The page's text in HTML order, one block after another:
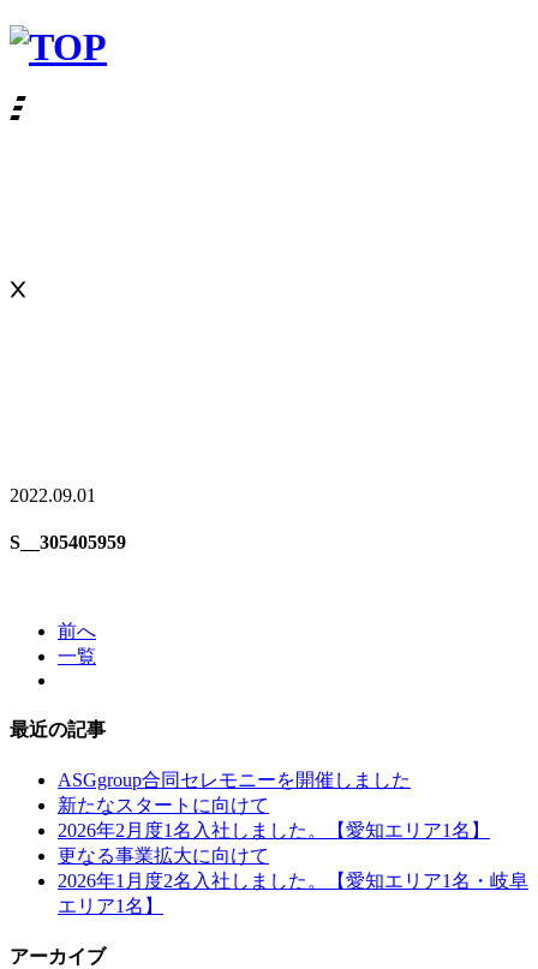
2022.09.01
S__305405959
前へ
一覧
最近の記事
ASGgroup合同セレモニーを開催しました
新たなスタートに向けて
2026年2月度1名入社しました。【愛知エリア1名】
更なる事業拡大に向けて
2026年1月度2名入社しました。【愛知エリア1名・岐阜
エリア1名】
アーカイブ